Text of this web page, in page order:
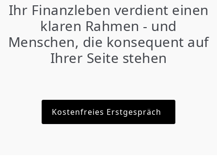
Ihr Finanzleben verdient einen
klaren Rahmen - und
Menschen, die konsequent auf
Ihrer Seite stehen
Kostenfreies Erstgespräch